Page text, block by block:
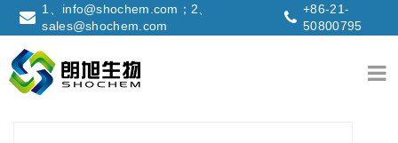
1、info@shochem.com；2、
sales@shochem.com
+86-21-
50800795